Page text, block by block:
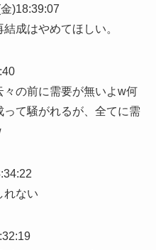
)18:39:07
成はやめてほしい。
の前に需要が無いよw何
て騒がれるが、全てに需
れない